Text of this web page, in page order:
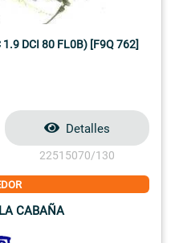
1.9 DCI 80 FL0B) [F9Q 762]
Detalles
22515070/130
CABAÑA